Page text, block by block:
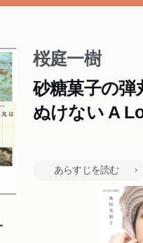
桜庭一樹
砂糖菓子の弾
ぬけない A
あらすじを読む